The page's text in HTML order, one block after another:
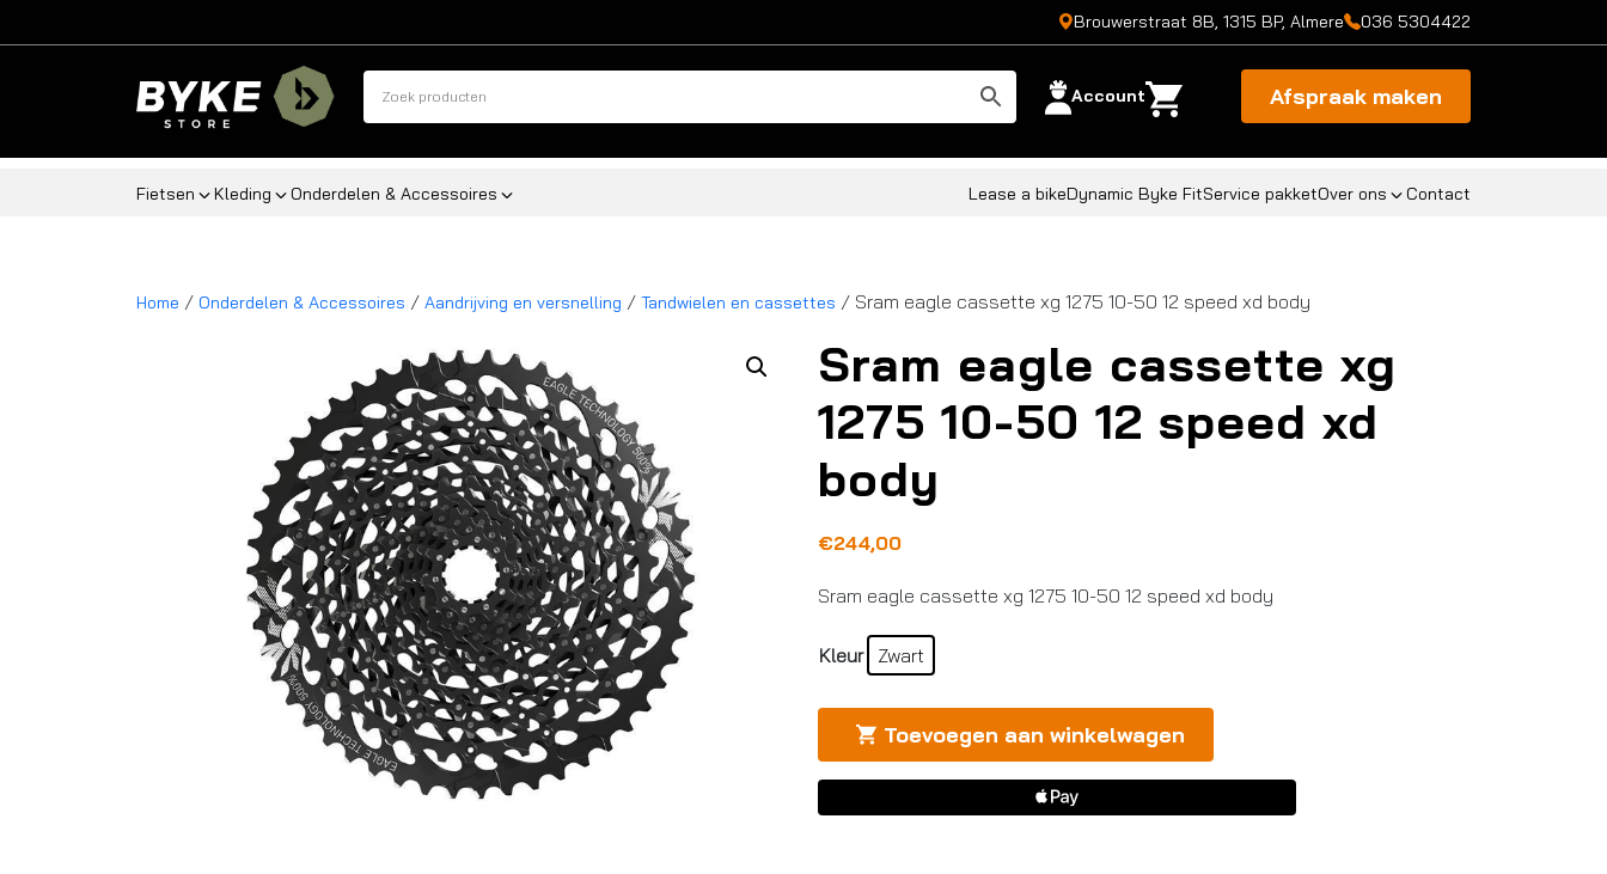
Brouwerstraat 8B, 1315 BP, Almere 036 5304422
Account Afspraak maken
Fietsen Kleding Onderdelen & Accessoires Lease a bikeDynamic Byke FitService pakketOver ons Contact
Home / Onderdelen & Accessoires / Aandrijving en versnelling / Tandwielen en cassettes / Sram eagle cassette xg 1275 10-50 12 speed xd body
Sram eagle cassette xg
1275 10-50 12 speed xd
body
€244,00
Sram eagle cassette xg 1275 10-50 12 speed xd body
Kleur Zwart
Toevoegen aan winkelwagen